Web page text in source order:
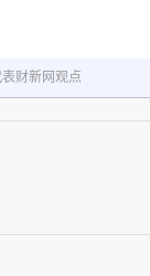
用来清洗、
，在石油工
氟酸都是“知
用途广泛，甚
财新网观点